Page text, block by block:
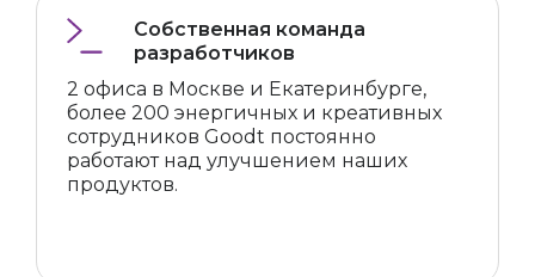
Собственная команда
разработчиков
2 офиса в Москве и Екатеринбурге,
более 200 энергичных и креативных
сотрудников Goodt постоянно
работают над улучшением наших
продуктов.